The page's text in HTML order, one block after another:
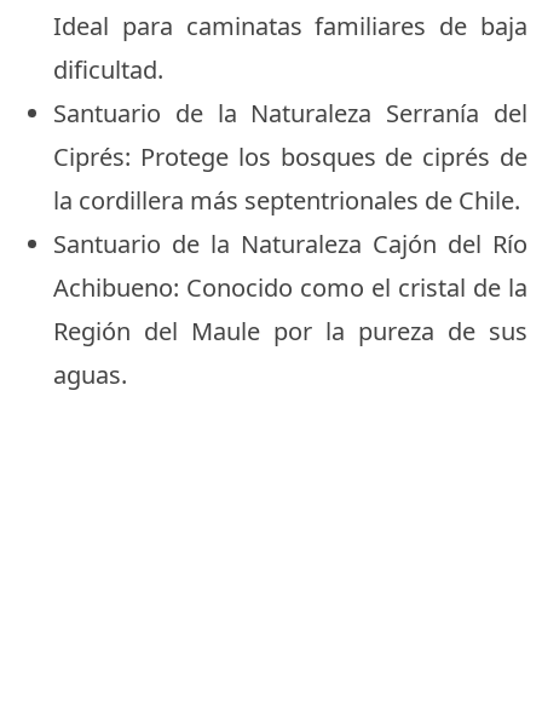
Ideal para caminatas familiares de baja
dificultad.
Santuario de la Naturaleza Serranía del
Ciprés: Protege los bosques de ciprés de
la cordillera más septentrionales de Chile.
Santuario de la Naturaleza Cajón del Río
Achibueno: Conocido como el cristal de la
Región del Maule por la pureza de sus
aguas.